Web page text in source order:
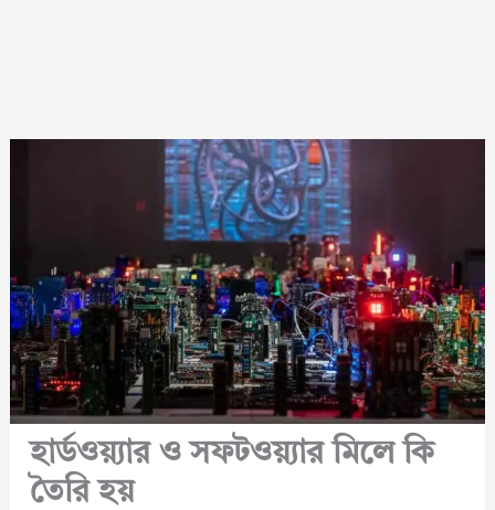
হার্ডওয়্যার ও সফটওয়্যার মিলে কি
তৈরি হয়